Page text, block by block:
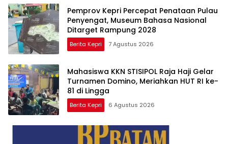
Pemprov Kepri Percepat Penataan Pulau
Penyengat, Museum Bahasa Nasional
Ditarget Rampung 2028
Berita Kepri 7 Agustus 2026
Mahasiswa KKN STISIPOL Raja Haji Gelar
Turnamen Domino, Meriahkan HUT RI ke-
81 di Lingga
Berita Kepri 6 Agustus 2026